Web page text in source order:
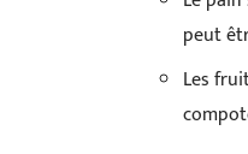
peut
Les